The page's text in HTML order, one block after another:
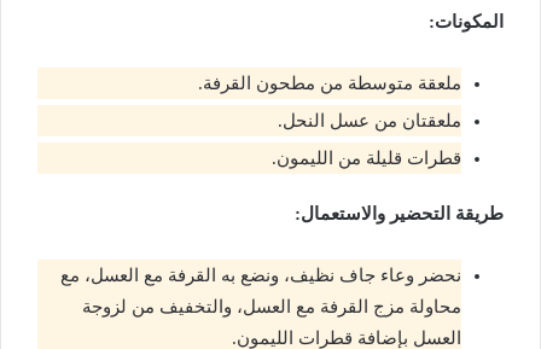
المكونات:
ملعقة متوسطة من مطحون القرفة.
ملعقتان من عسل النحل.
قطرات قليلة من الليمون.
طريقة التحضير والاستعمال:
نحضر وعاء جاف نظيف، ونضع به القرفة مع العسل، مع
محاولة مزج القرفة مع العسل، والتخفيف من لزوجة
العسل بإضافة قطرات الليمون.